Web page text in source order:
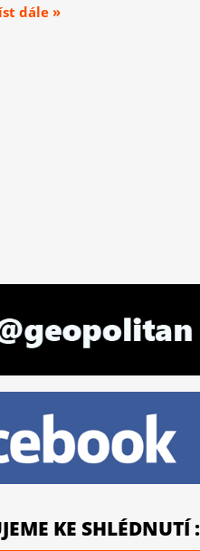
dále »
KE SHLÉDNUTÍ :